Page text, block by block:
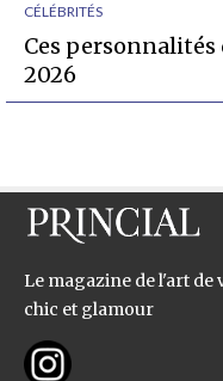
CÉLÉBRITÉS
Ces
2026
Le magazine de l'art de
chic et glamour